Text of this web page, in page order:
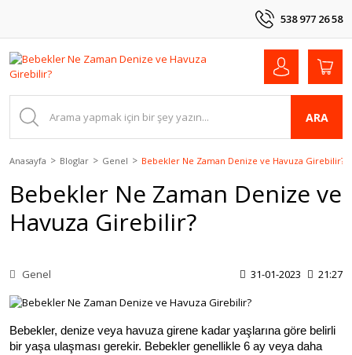
538 977 26 58
ARA
Anasayfa Bloglar Genel Bebekler Ne Zaman Denize ve Havuza Girebilir?
Bebekler Ne Zaman Denize ve
Havuza Girebilir?
Genel 31-01-2023 21:27
Bebekler, denize veya havuza girene kadar yaşlarına göre belirli
bir yaşa ulaşması gerekir. Bebekler genellikle 6 ay veya daha